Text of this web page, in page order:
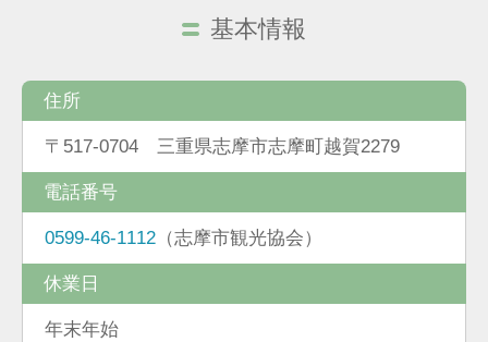
基本情報
住所
〒517-0704 三重県志摩市志摩町越賀2279
電話番号
0599-46-1112 （志摩市観光協会）
休業日
年末年始